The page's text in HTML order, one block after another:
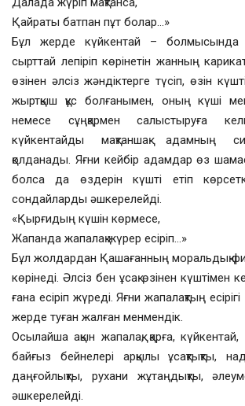
Қайраты батпан пұт болар…»
Бұл жерде күйкентай – болмысында
сырттай лепіріп көрінетін жанның
өзінен әлсіз жәндіктерге түсіп, өзін
жыртқыш құс болғанымен, оның күші
немесе сұңқармен салыстыруға
күйкентайды мақтаншақ адамның
қолданады. Яғни кейбір адамдар өз
болса да өздерін күшті етіп
сондайларды әшкерелейді.
«Қырғидың күшін көрмесе,
Жапанда жапалақ жүрер есіріп…»
Бұл жолдардан Қашағанның моральдық
көрінеді. Әлсіз бен ұсақ өзінен күштімен
ғана есіріп жүреді. Яғни жапалақтың
жерде туған жалған менмендік.
Осылайша ақын жапалақ, қарға, күйкентай,
байғыз бейнелері арқылы ұсақтықты,
даңғойлықты, рухани жұтаңдықты,
әшкерелейді.